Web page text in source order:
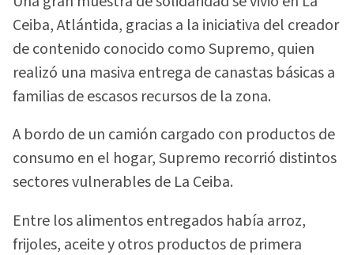
Ceiba, Atlántida, gracias a la iniciativa del creador
de contenido conocido como Supremo, quien
realizó una masiva entrega de canastas básicas a
familias de escasos recursos de la zona.
A bordo de un camión cargado con productos de
consumo en el hogar, Supremo recorrió distintos
sectores vulnerables de La Ceiba.
Entre los alimentos entregados había arroz,
frijoles, aceite y otros productos de primera